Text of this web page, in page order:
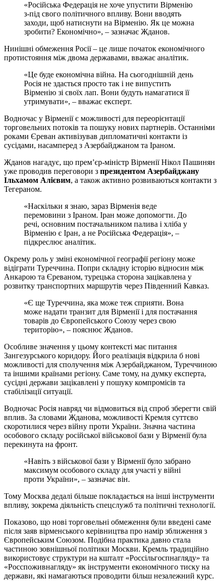
«Російська Федерація не хоче упустити Вірменію
з-під свого політичного впливу. Вони вводять
заходи, щоб натиснути на Вірменію. Як це можна
зробити? Економічно», – зазначає Жданов.
Нинішні обмеження Росії – це лише початок економічного
протистояння між двома державами, вважає аналітик.
«Це буде економічна війна. На сьогоднішній день
Росія не здасться просто так і не випустить
Вірменію зі своїх лап. Вони будуть намагатися її
утримувати», – вважає експерт.
Водночас у Вірменії є можливості для переорієнтації
торговельних потоків та пошуку нових партнерів. Останніми
роками Єреван активізував дипломатичні контакти із
сусідами, насамперед з Азербайджаном та Іраном.
Жданов нагадує, що прем’єр-міністр Вірменії Нікол Пашинян
уже проводив переговори з президентом Азербайджану
Ільхамом Алієвим, а також активно розвиваються контакти з
Тегераном.
«Наскільки я знаю, зараз Вірменія веде
перемовини з Іраном. Іран може допомогти. До
речі, основним постачальником палива і хліба у
Вірменію є Іран, а не Російська Федерація», –
підкреслює аналітик.
Окрему роль у зміні економічної географії регіону може
відіграти Туреччина. Попри складну історію відносин між
Анкарою та Єреваном, турецька сторона зацікавлена у
розвитку транспортних маршрутів через Південний Кавказ.
«Є ще Туреччина, яка може теж сприяти. Вона
може надати транзит для Вірменії і для постачання
товарів до Європейського Союзу через свою
територію», – пояснює Жданов.
Особливе значення у цьому контексті має питання
Зангезурського коридору. Його реалізація відкрила б нові
можливості для сполучення між Азербайджаном, Туреччиною
та іншими країнами регіону. Саме тому, на думку експерта,
сусідні держави зацікавлені у пошуку компромісів та
стабілізації ситуації.
Водночас Росія навряд чи відмовиться від спроб зберегти свій
вплив. За словами Жданова, можливості Кремля суттєво
скоротилися через війну проти України. Значна частина
особового складу російської військової бази у Вірменії була
перекинута на фронт.
«Навіть з військової бази у Вірменії було забрано
максимум особового складу для участі у війні
проти України», – зазначає він.
Тому Москва дедалі більше покладається на інші інструменти
впливу, зокрема діяльність спецслужб та політичні технології.
Показово, що нові торговельні обмеження були введені саме
після заяв вірменського керівництва про намір зближення з
Європейським Союзом. Подібна практика давно стала
частиною зовнішньої політики Москви. Кремль традиційно
використовує структури на кшталт «Россільгоспнагляду» та
«Росспоживнагляду» як інструменти економічного тиску на
держави, які намагаються проводити більш незалежний курс.